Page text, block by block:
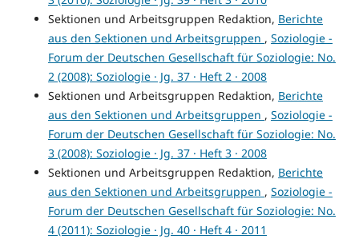
Sektionen und Arbeitsgruppen Redaktion, Berichte
aus den Sektionen und Arbeitsgruppen , Soziologie -
Forum der Deutschen Gesellschaft für Soziologie: No.
2 (2008): Soziologie · Jg. 37 · Heft 2 · 2008
Sektionen und Arbeitsgruppen Redaktion, Berichte
aus den Sektionen und Arbeitsgruppen , Soziologie -
Forum der Deutschen Gesellschaft für Soziologie: No.
3 (2008): Soziologie · Jg. 37 · Heft 3 · 2008
Sektionen und Arbeitsgruppen Redaktion, Berichte
aus den Sektionen und Arbeitsgruppen , Soziologie -
Forum der Deutschen Gesellschaft für Soziologie: No.
4 (2011): Soziologie · Jg. 40 · Heft 4 · 2011